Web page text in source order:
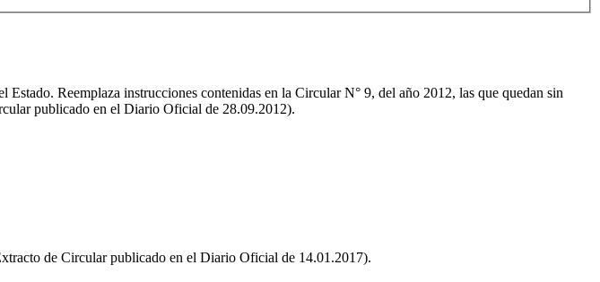
Reemplaza instrucciones contenidas en la Circular N° 9, del año 2012, las que quedan sin
publicado en el Diario Oficial de 28.09.2012).
de Circular publicado en el Diario Oficial de 14.01.2017).